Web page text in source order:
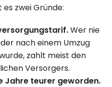
zwei Gründe:
Wer nie
nach einem Umzug
zahlt meist den
Versorgers.
Jahre teurer geworden.